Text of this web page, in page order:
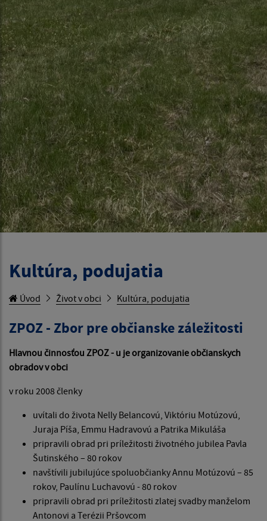
Kultúra, podujatia
Úvod Život v obci Kultúra, podujatia
ZPOZ - Zbor pre občianske záležitosti
Hlavnou činnosťou ZPOZ - u je organizovanie občianskych
obradov v obci
v roku 2008 členky
uvítali do života Nelly Belancovú, Viktóriu Motúzovú,
Juraja Píša, Emmu Hadravovú a Patrika Mikuláša
pripravili obrad pri príležitosti životného jubilea Pavla
Šutinského – 80 rokov
navštívili jubilujúce spoluobčianky Annu Motúzovú – 85
rokov, Paulínu Luchavovú - 80 rokov
pripravili obrad pri príležitosti zlatej svadby manželom
Antonovi a Terézii Pršovcom